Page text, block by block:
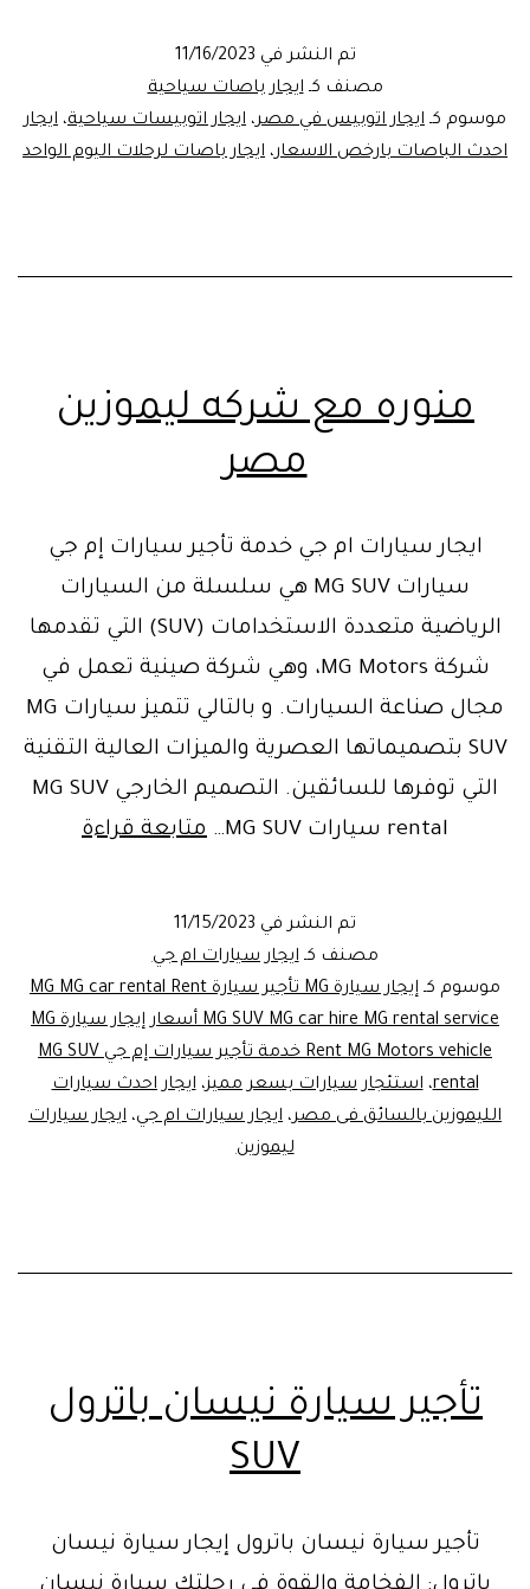
الواحد
تم النشر في 11/16/2023
مصنف كـايجار باصات سياحية
موسوم كـ ايجار اتوبيس في مصر، ايجار اتوبيسات سياحية، ايجار
احدث الباصات بارخص الاسعار، ايجار باصات لرحلات اليوم الواحد
منوره مع شركه ليموزين
مصر
ايجار سيارات ام جي خدمة تأجير سيارات إم جي
سيارات MG SUV هي سلسلة من السيارات
الرياضية متعددة الاستخدامات (SUV) التي تقدمها
شركة MG Motors، وهي شركة صينية تعمل في
مجال صناعة السيارات. و بالتالي تتميز سيارات MG
SUV بتصميماتها العصرية والميزات العالية التقنية
التي توفرها للسائقين. التصميم الخارجي MG SUV
rental سيارات MG SUV…
متابعة قراءة
مصر
تم النشر في 11/15/2023
مصنف كـايجار سيارات ام جي
موسوم كـ
إيجار سيارة MG تأجير سيارة MG MG car rental Rent
MG SUV MG car hire MG rental service أسعار إيجار سيارة MG
Rent MG Motors vehicle خدمة تأجير سيارات إم جي MG SUV
rental،استئجار سيارات بسعر مميز،ايجار احدث سيارات
الليموزين بالسائق فى مصر، ايجار سيارات ام جي، ايجار سيارات
ليموزين
تأجير سيارة نيسان باترول
SUV
تأجير سيارة نيسان باترول إيجار سيارة نيسان